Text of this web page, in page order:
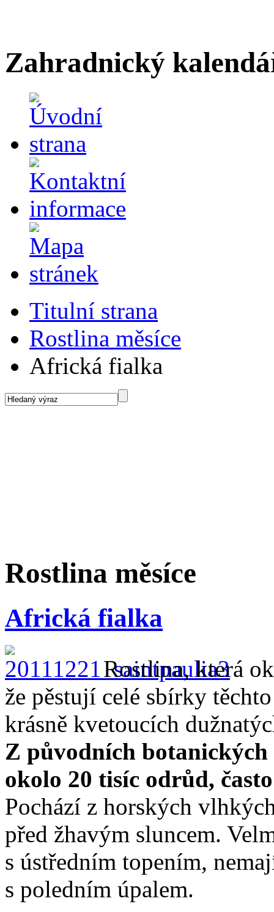
Zahradnický
Titulní strana
Rostlina měsíce
Africká fialka
Rostlina měsíce
Africká fialka
Rostlina, která
že pěstují celé sbírky
krásně kvetoucích
Z původních
okolo 20 tisíc odrůd,
Pochází z horských
před žhavým sluncem.
s ústředním topením,
s poledním úpalem.